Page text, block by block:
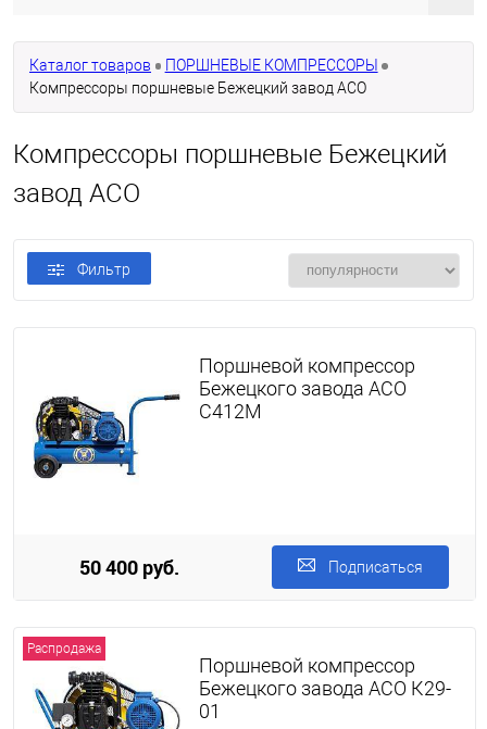
Каталог товаров
ПОРШНЕВЫЕ КОМПРЕССОРЫ
Компрессоры поршневые Бежецкий завод АСО
Компрессоры поршневые Бежецкий
завод АСО
Фильтр
Поршневой компрессор
Бежецкого завода АСО
С412М
50 400 руб. Подписаться
Распродажа
Поршневой компрессор
Бежецкого завода АСО К29-
01